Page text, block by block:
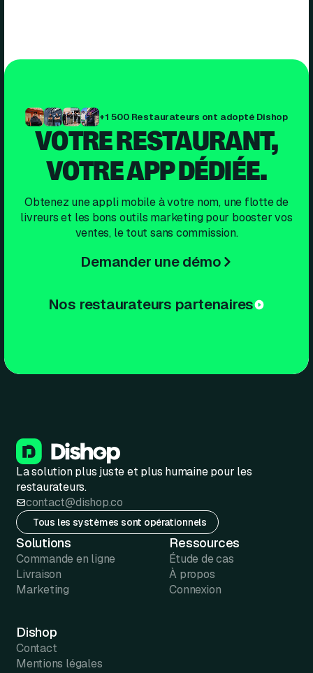
+1 500 Restaurateurs ont adopté Dishop
VOTRE RESTAURANT,
VOTRE APP DÉDIÉE.
Obtenez une appli mobile à votre nom, une flotte de
livreurs et les bons outils marketing pour booster vos
ventes, le tout sans commission.
Demander une démo
Nos restaurateurs partenaires
La solution plus juste et plus humaine pour les
restaurateurs.
contact@dishop.co
Tous les systèmes sont opérationnels
Solutions
Commande en ligne
Livraison
Marketing
Ressources
Étude de cas
À propos
Connexion
Dishop
Contact
Mentions légales